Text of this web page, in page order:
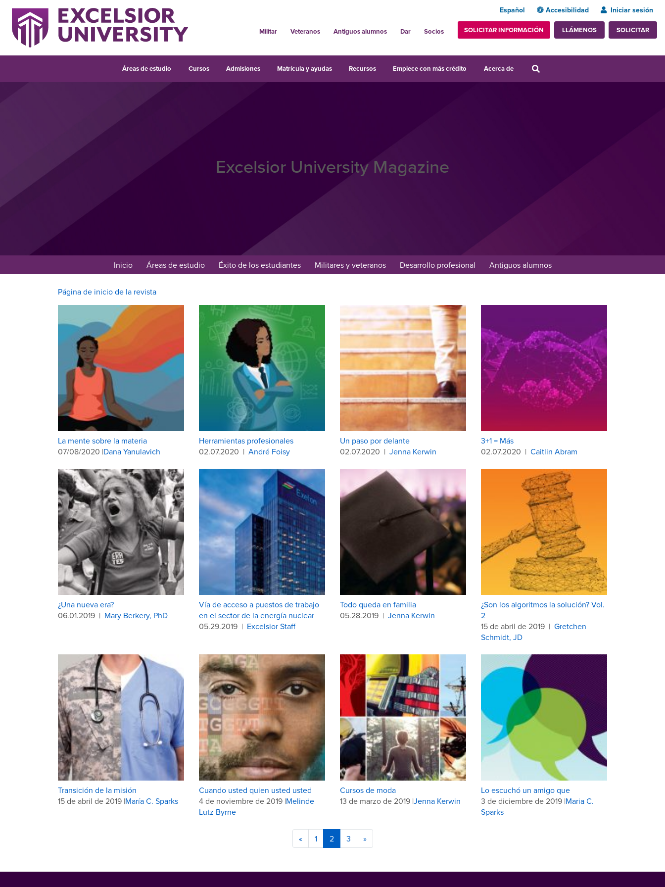
Español Accesibilidad Iniciar sesión
Militar Veteranos Antiguos alumnos Dar Socios SOLICITAR INFORMACIÓN LLÁMENOS SOLICITAR
Áreas de estudio Cursos Admisiones Matrícula y ayudas Recursos Empiece con más crédito Acerca de
Excelsior University Magazine
Inicio Áreas de estudio Éxito de los estudiantes Militares y veteranos Desarrollo profesional Antiguos alumnos
Página de inicio de la revista
La mente sobre la materia
07/08/2020 |Dana Yanulavich
Herramientas profesionales
02.07.2020 | André Foisy
Un paso por delante
02.07.2020 | Jenna Kerwin
3+1 = Más
02.07.2020 | Caitlin Abram
¿Una nueva era?
06.01.2019 | Mary Berkery, PhD
Vía de acceso a puestos de trabajo
en el sector de la energía nuclear
05.29.2019 | Excelsior Staff
Todo queda en familia
05.28.2019 | Jenna Kerwin
¿Son los algoritmos la solución? Vol.
2
15 de abril de 2019 | Gretchen
Schmidt, JD
Transición de la misión
15 de abril de 2019 |María C. Sparks
Cuando usted quien usted usted
4 de noviembre de 2019 |Melinde
Lutz Byrne
Cursos de moda
13 de marzo de 2019 |Jenna Kerwin
Lo escuchó un amigo que
3 de diciembre de 2019 |Maria C.
Sparks
« 1 2 3 »